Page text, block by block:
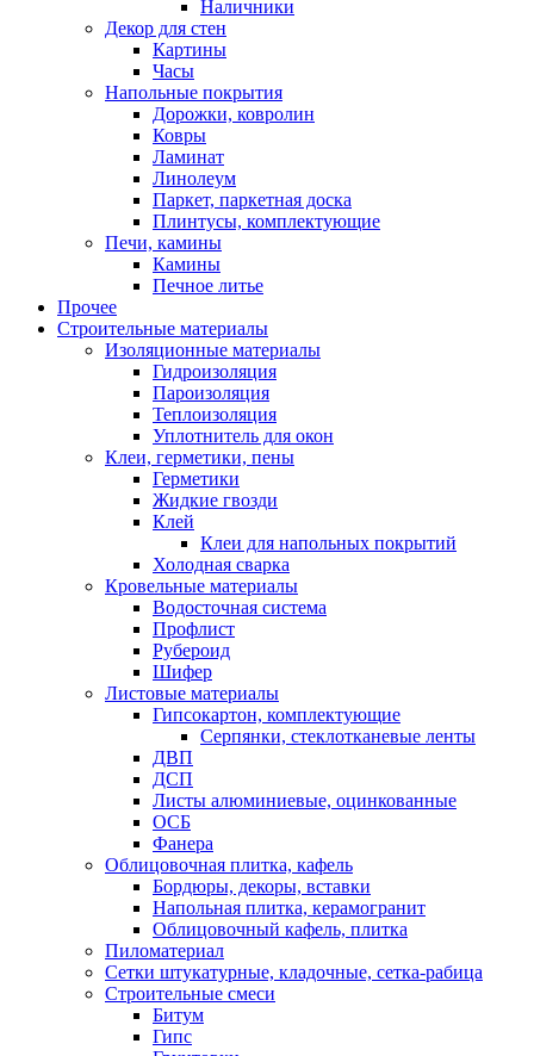
Наличники
Декор для стен
Картины
Часы
Напольные покрытия
Дорожки, ковролин
Ковры
Ламинат
Линолеум
Паркет, паркетная доска
Плинтусы, комплектующие
Печи, камины
Камины
Печное литье
Прочее
Строительные материалы
Изоляционные материалы
Гидроизоляция
Пароизоляция
Теплоизоляция
Уплотнитель для окон
Клеи, герметики, пены
Герметики
Жидкие гвозди
Клей
Клеи для напольных покрытий
Холодная сварка
Кровельные материалы
Водосточная система
Профлист
Рубероид
Шифер
Листовые материалы
Гипсокартон, комплектующие
Серпянки, стеклотканевые ленты
ДВП
ДСП
Листы алюминиевые, оцинкованные
ОСБ
Фанера
Облицовочная плитка, кафель
Бордюры, декоры, вставки
Напольная плитка, керамогранит
Облицовочный кафель, плитка
Пиломатериал
Сетки штукатурные, кладочные, сетка-рабица
Строительные смеси
Битум
Гипс